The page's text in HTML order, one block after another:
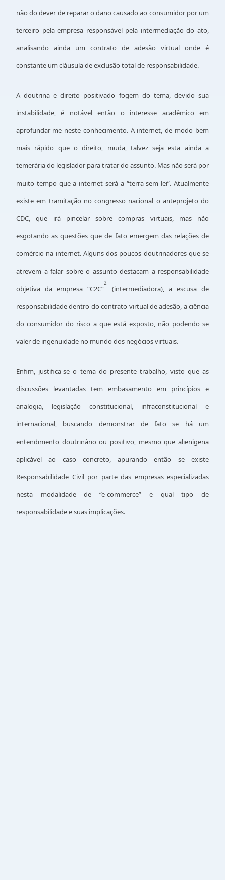
não do dever de reparar o dano causado ao consumidor por um
terceiro pela empresa responsável pela intermediação do ato,
analisando ainda um contrato de adesão virtual onde é
constante um cláusula de exclusão total de responsabilidade.
A doutrina e direito positivado fogem do tema, devido sua
instabilidade, é notável então o interesse acadêmico em
aprofundar-me neste conhecimento. A internet, de modo bem
mais rápido que o direito, muda, talvez seja esta ainda a
temerária do legislador para tratar do assunto. Mas não será por
muito tempo que a internet será a “terra sem lei”. Atualmente
existe em tramitação no congresso nacional o anteprojeto do
CDC, que irá pincelar sobre compras virtuais, mas não
esgotando as questões que de fato emergem das relações de
comércio na internet. Alguns dos poucos doutrinadores que se
atrevem a falar sobre o assunto destacam a responsabilidade
objetiva da empresa “C2C”
2
(intermediadora), a escusa de
responsabilidade dentro do contrato virtual de adesão, a ciência
do consumidor do risco a que está exposto, não podendo se
valer de ingenuidade no mundo dos negócios virtuais.
Enfim, justifica-se o tema do presente trabalho, visto que as
discussões levantadas tem embasamento em princípios e
analogia, legislação constitucional, infraconstitucional e
internacional, buscando demonstrar de fato se há um
entendimento doutrinário ou positivo, mesmo que alienígena
aplicável ao caso concreto, apurando então se existe
Responsabilidade Civil por parte das empresas especializadas
nesta modalidade de “e-commerce” e qual tipo de
responsabilidade e suas implicações.